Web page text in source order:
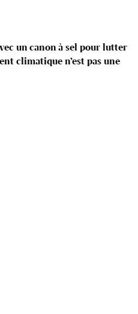
un canon à sel pour lutter
climatique n’est pas une